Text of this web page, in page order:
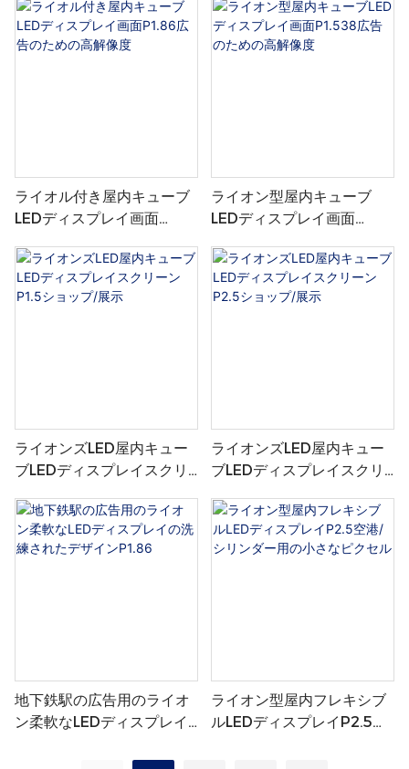
ライオル付き屋内キューブ
LEDディスプレイ画面
度
ライオン型屋内キューブ
LEDディスプレイ画面
度
ライオンズLED屋内キュー
ブLEDディスプレイスクリ
ライオンズLED屋内キュー
ブLEDディスプレイスクリ
地下鉄駅の広告用のライオ
ン柔軟なLEDディスプレイ
ライオン型屋内フレキシブ
ルLEDディスプレイP2.5空